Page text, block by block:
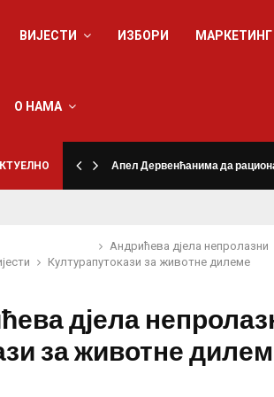
ВИЈЕСТИ ИЗБОРИ МАРКЕТИНГ
О НАМА
Апел Дервенћанима да
Култура
Андрићева дјела непролазни
путокази за животне дилеме
дјела
за животне